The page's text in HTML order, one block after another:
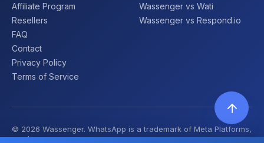
Affiliate Program
Resellers
FAQ
Contact
Privacy Policy
Terms of Service
Wassenger vs Wati
Wassenger vs Respond.io
© 2026 Wassenger. WhatsApp is a trademark of Meta Platforms,
Inc. | Made with ❤️